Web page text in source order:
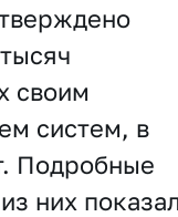
своим
систем, в
Подробные
них